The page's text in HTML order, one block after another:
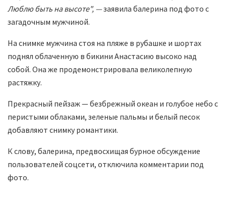
Люблю быть на высоте", —заявила балерина под фото с
загадочным мужчиной.
На снимке мужчина стоя на пляже в рубашке и шортах
поднял облаченную в бикини Анастасию высоко над
собой. Она же продемонстрировала великолепную
растяжку.
Прекрасный пейзаж — безбрежный океан и голубое небо с
перистыми облаками, зеленые пальмы и белый песок
добавляют снимку романтики.
К слову, балерина, предвосхищая бурное обсуждение
пользователей соцсети, отключила комментарии под
фото.